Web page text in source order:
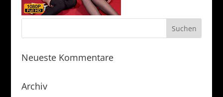
Neueste Kommentare
Archiv